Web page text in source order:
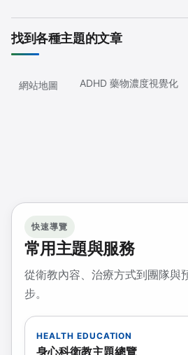
找到各種主題的文章
網站地圖 ADHD 藥物濃度視覺化
快速導覽
常用主題與服務
從衛教內容、治療方式到團隊與
步。
HEALTH EDUCATION
身心科衛教主題總覽